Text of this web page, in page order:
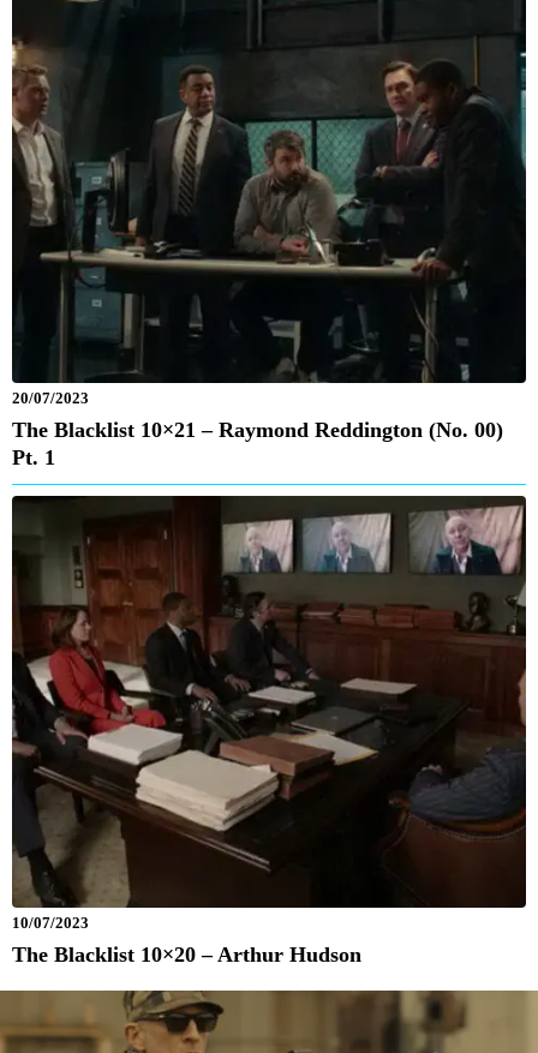
20/07/2023
The Blacklist 10×21 – Raymond Reddington (No. 00)
Pt. 1
10/07/2023
The Blacklist 10×20 – Arthur Hudson